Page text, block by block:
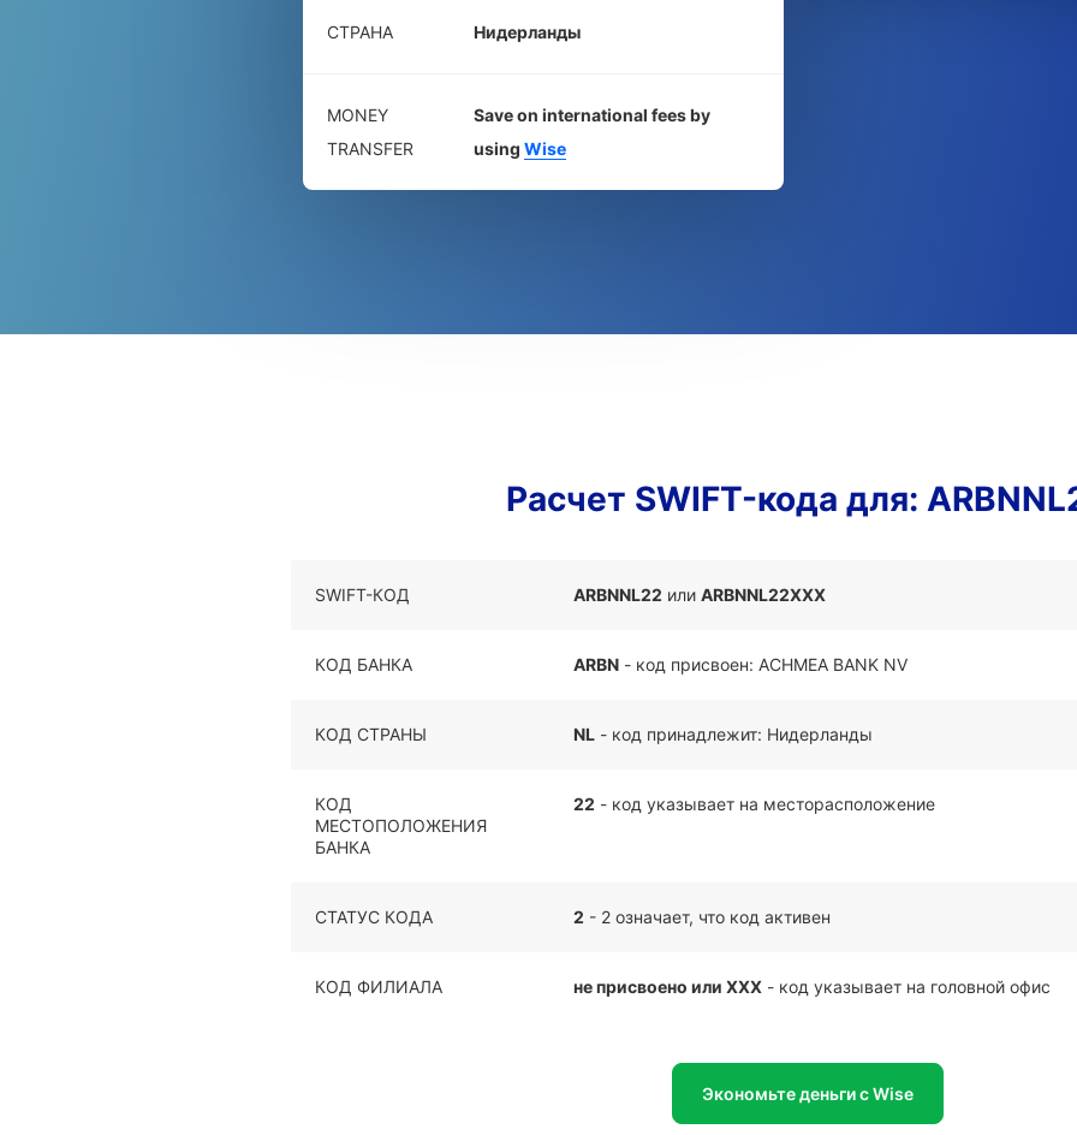
СТРАНА Нидерланды
MONEY
TRANSFER
Save on international fees by
using Wise
Расчет SWIFT-кода для:
SWIFT-КОД ARBNNL22 или ARBNNL22XXX
КОД БАНКА ARBN - код присвоен: ACHMEA BANK NV
КОД СТРАНЫ NL - код принадлежит: Нидерланды
КОД
МЕСТОПОЛОЖЕНИЯ
БАНКА
22 - код указывает на месторасположение
СТАТУС КОДА 2 - 2 означает, что код активен
КОД ФИЛИАЛА не присвоено или XXX - код указывает на головной офис
Экономьте деньги с Wise